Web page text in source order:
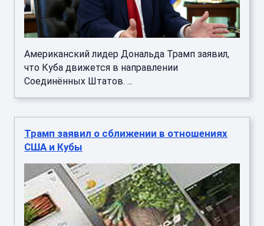
Американский лидер Дональда Трамп заявил,
что Куба движется в направлении
Соединённых Штатов. ...
Трамп заявил о сближении в отношениях
США и Кубы